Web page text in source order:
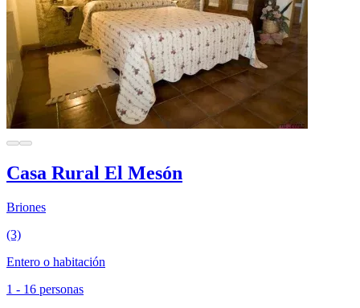
Casa Rural El Mesón
Briones
(3)
Entero o habitación
1 - 16 personas